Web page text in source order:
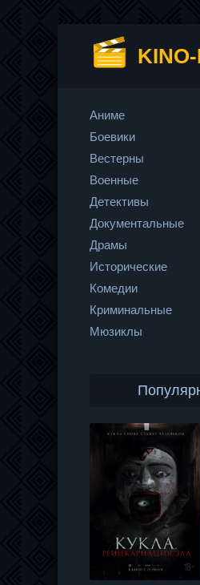
Аниме
Боевики
Вестерны
Военные
Детективы
Документальные
Драмы
Исторические
Комедии
Криминальные
Мюзиклы